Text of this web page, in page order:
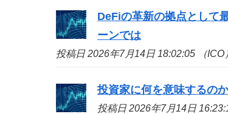
DeFiの革新の拠点として
ーンでは
投稿日 2026年7月14日 18:02:05 （ICO
投資家に何を意味するの
投稿日 2026年7月14日